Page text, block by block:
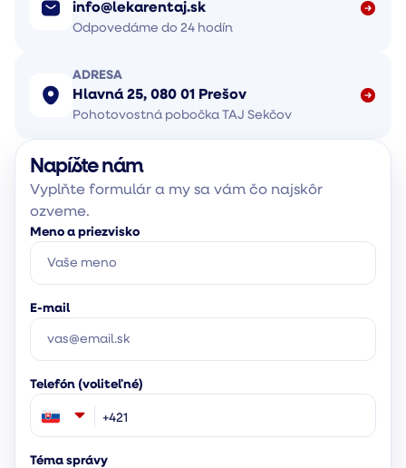
info@lekarentaj.sk
Odpovedáme do 24 hodín
ADRESA
Hlavná 25, 080 01 Prešov
Pohotovostná pobočka TAJ Sekčov
Napíšte nám
Vyplňte formulár a my sa vám čo najskôr
ozveme.
Meno a priezvisko
E-mail
Telefón (voliteľné)
Téma správy